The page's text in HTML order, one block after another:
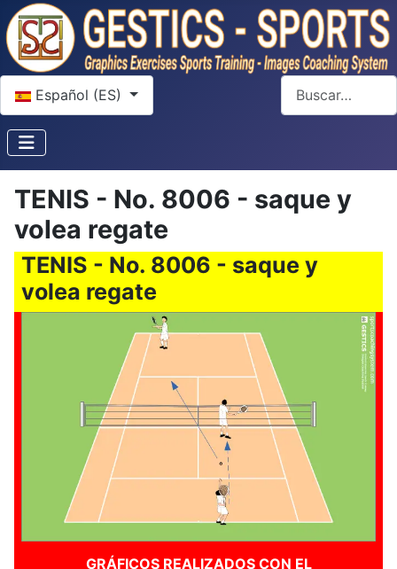
Seleccione su idioma
Español (ES)
Buscar
TENIS - No. 8006 - saque y
volea regate
TENIS - No. 8006 - saque y
volea regate
GRÁFICOS REALIZADOS CON EL